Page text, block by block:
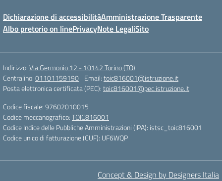
Dichiarazione di accessibilitàAmministrazione Trasparente
Albo pretorio on linePrivacyNote LegaliSito
Indirizzo:Via Germonio 12 - 10142 Torino (TO)
Centralino:01101159190 Email:toic816001@istruzione.it
Posta elettronica certificata (PEC):toic816001@pec.istruzione.it
Codice fiscale: 97602010015
Codice meccanografico:TOIC816001
Codice Indice delle Pubbliche Amministrazioni (IPA): istsc_toic816001
Codice unico di fatturazione (CUF): UF6WQP
Concept & Design by Designers Italia